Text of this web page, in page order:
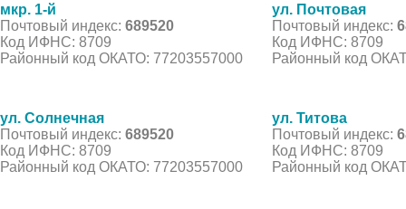
мкр. 1-й
Почтовый индекс: 689520
Код ИФНС: 8709
Районный код ОКАТО: 77203557000
ул. Почтовая
Почтовый индекс:
Код ИФНС: 8709
Районный код
ул. Солнечная
Почтовый индекс: 689520
Код ИФНС: 8709
Районный код ОКАТО: 77203557000
ул. Титова
Почтовый индекс:
Код ИФНС: 8709
Районный код